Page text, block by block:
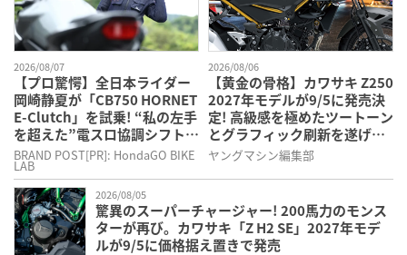
2026/08/07
【プロ驚愕】全日本ライダー
岡崎静夏が「CB750 HORNET
E-Clutch」を試乗! “私の左手
を超えた”電スロ協調シフトダ
ウンの衝撃
BRAND POST[PR]: HondaGO BIKE
LAB
2026/08/06
【黄金の骨格】カワサキ Z250
2027年モデルが9/5に発売決
定! 高級感を極めたツートーン
とグラフィック刷新を遂げた
本格250ccスポーツだ
ヤングマシン編集部
2026/08/05
驚異のスーパーチャージャー! 200馬力のモンス
ターが再び。カワサキ「Z H2 SE」2027年モデ
ルが9/5に価格据え置きで発売